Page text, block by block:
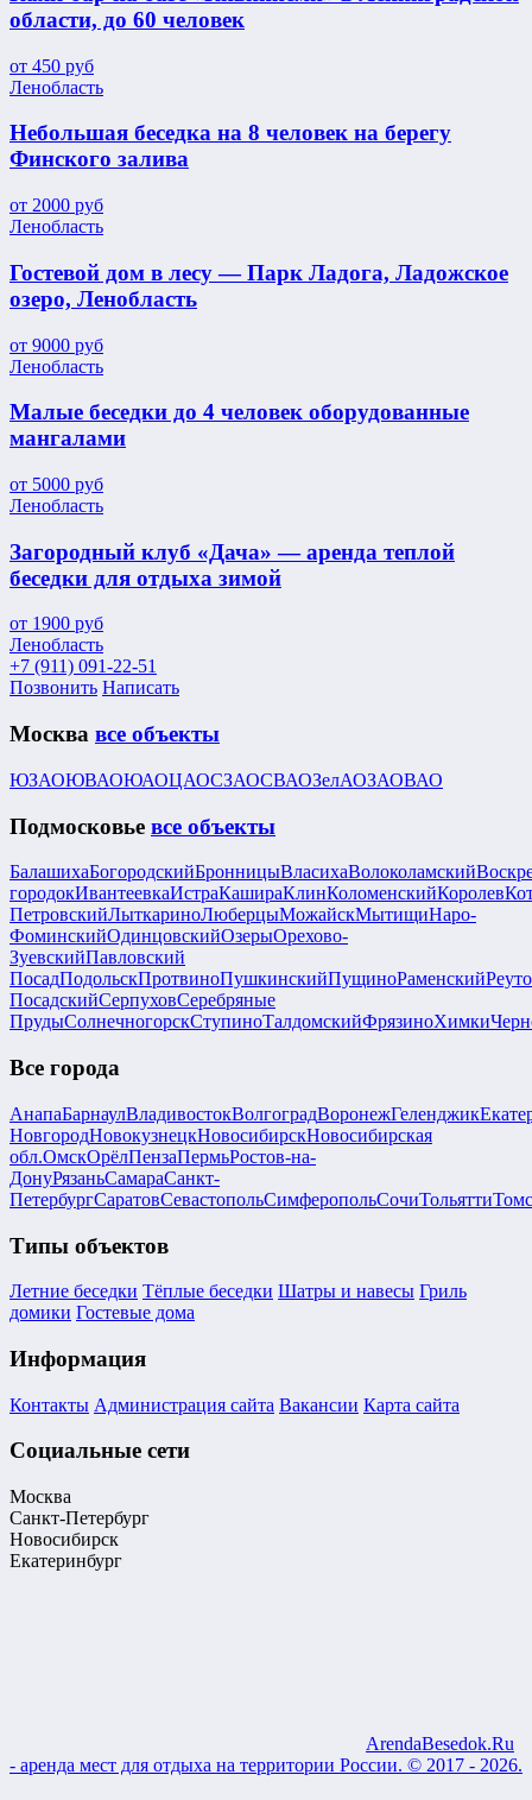
области, до 60 человек
от 450 руб
Ленобласть
Небольшая беседка на 8 человек на берегу
Финского залива
от 2000 руб
Ленобласть
Гостевой дом в лесу — Парк Ладога, Ладожское
озеро, Ленобласть
от 9000 руб
Ленобласть
Малые беседки до 4 человек оборудованные
мангалами
от 5000 руб
Ленобласть
Загородный клуб «Дача» — аренда теплой
беседки для отдыха зимой
от 1900 руб
Ленобласть
+7 (911) 091-22-51
Позвонить Написать
Москва все объекты
ЮЗАОЮВАОЮАОЦАОСЗАОСВАОЗелАОЗАОВАО
Подмосковье все объекты
БалашихаБогородскийБронницыВласихаВолоколамский
городокИвантеевкаИстраКашираКлинКоломенскийКоролев
ПетровскийЛыткариноЛюберцыМожайскМытищиНаро-
ФоминскийОдинцовскийОзерыОрехово-
ЗуевскийПавловский
ПосадПодольскПротвиноПушкинскийПущиноРаменский
ПосадскийСерпуховСеребряные
ПрудыСолнечногорскСтупиноТалдомскийФрязиноХимки
Все города
АнапаБарнаулВладивостокВолгоградВоронежГеленджик
НовгородНовокузнецкНовосибирскНовосибирская
обл.ОмскОрёлПензаПермьРостов-на-
ДонуРязаньСамараСанкт-
ПетербургСаратовСевастопольСимферопольСочиТольятти
Типы объектов
Летние беседки Тёплые беседки Шатры и навесы Гриль
домики Гостевые дома
Информация
Контакты Администрация сайта Вакансии Карта сайта
Социальные сети
Москва
Санкт-Петербург
Новосибирск
Екатеринбург
ArendaBesedok.Ru
- аренда мест для отдыха на территории России. © 2017 - 2026.